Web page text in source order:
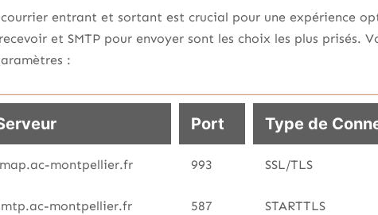
entrant et sortant est crucial pour une expérience
et SMTP pour envoyer sont les choix les plus prisés.
:
Port Type de
montpellier.fr 993 SSL/TLS
montpellier.fr 587 STARTTLS